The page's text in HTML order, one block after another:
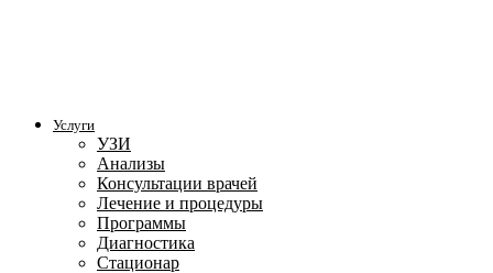
Услуги
УЗИ
Анализы
Консультации врачей
Лечение и процедуры
Программы
Диагностика
Стационар